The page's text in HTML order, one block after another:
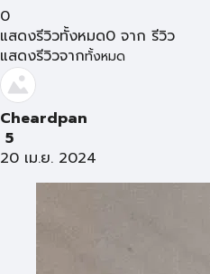
0
แสดงรีวิวทั้งหมด0 จาก รีวิว
แสดงรีวิวจากทั้งหมด
Cheardpan
5
20 เม.ย. 2024